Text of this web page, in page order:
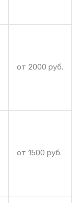
от 2000 руб.
от 1500 руб.